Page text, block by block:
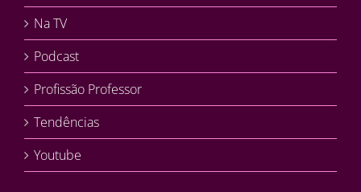
Na TV
Podcast
Profissão Professor
Tendências
Youtube